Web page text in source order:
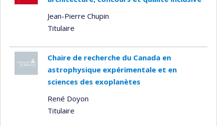
Jean-Pierre Chupin
Titulaire
Chaire de recherche du Canada en
astrophysique expérimentale et en
sciences des exoplanètes
René Doyon
Titulaire